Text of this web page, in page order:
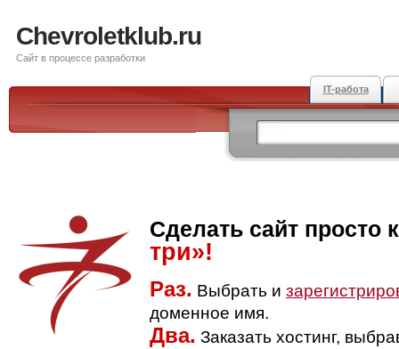
Chevroletklub.ru
Сайт в процессе разработки
IT-работа
Сделать сайт просто
три»!
Раз. Выбрать и
доменное имя.
Два. Заказать хостинг,